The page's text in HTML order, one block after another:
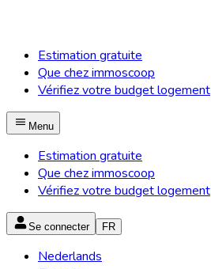
Estimation gratuite
Que chez immoscoop
Vérifiez votre budget logement
Menu
Estimation gratuite
Que chez immoscoop
Vérifiez votre budget logement
Se connecter FR
Nederlands